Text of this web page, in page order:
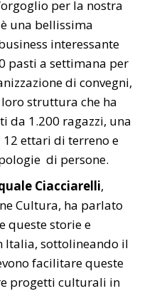
per la nostra
una bellissima
interessante
pasti a settimana per
di convegni,
struttura che ha
da 1.200 ragazzi, una
ettari di terreno e
di persone.
Ciacciarelli,
Cultura, ha parlato
queste storie e
sottolineando il
facilitare queste
progetti culturali in